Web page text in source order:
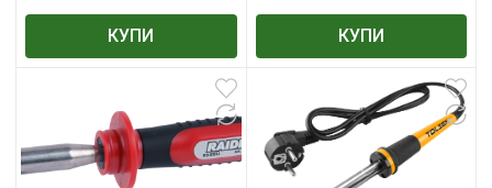
КУПИ КУПИ